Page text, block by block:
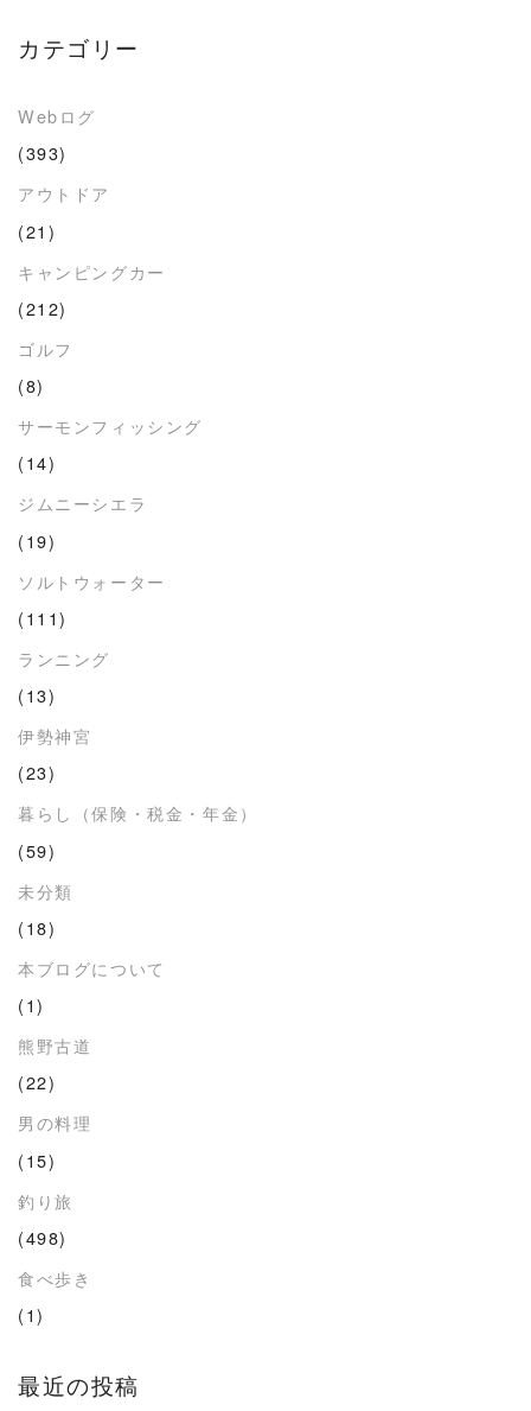
カテゴリー
Webログ
(393)
アウトドア
(21)
キャンピングカー
(212)
ゴルフ
(8)
サーモンフィッシング
(14)
ジムニーシエラ
(19)
ソルトウォーター
(111)
ランニング
(13)
伊勢神宮
(23)
暮らし（保険・税金・年金）
(59)
未分類
(18)
本ブログについて
(1)
熊野古道
(22)
男の料理
(15)
釣り旅
(498)
食べ歩き
(1)
最近の投稿